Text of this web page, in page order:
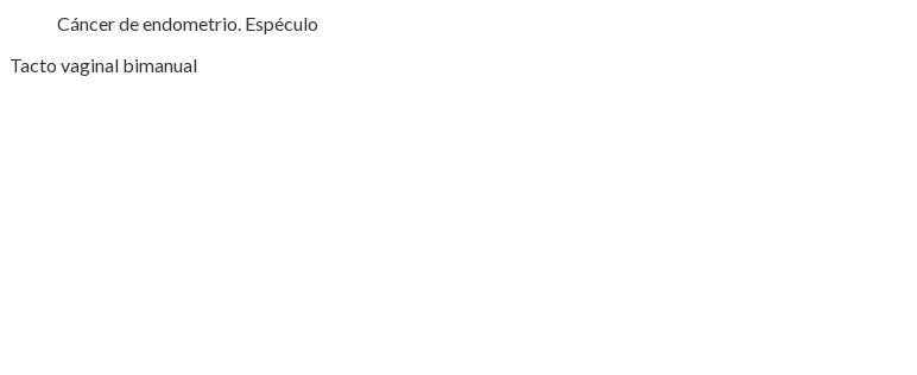
Cáncer de endometrio. Espéculo
Tacto vaginal bimanual